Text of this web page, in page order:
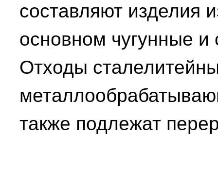
составляют изделия
основном чугунные и
Отходы
также подлежат